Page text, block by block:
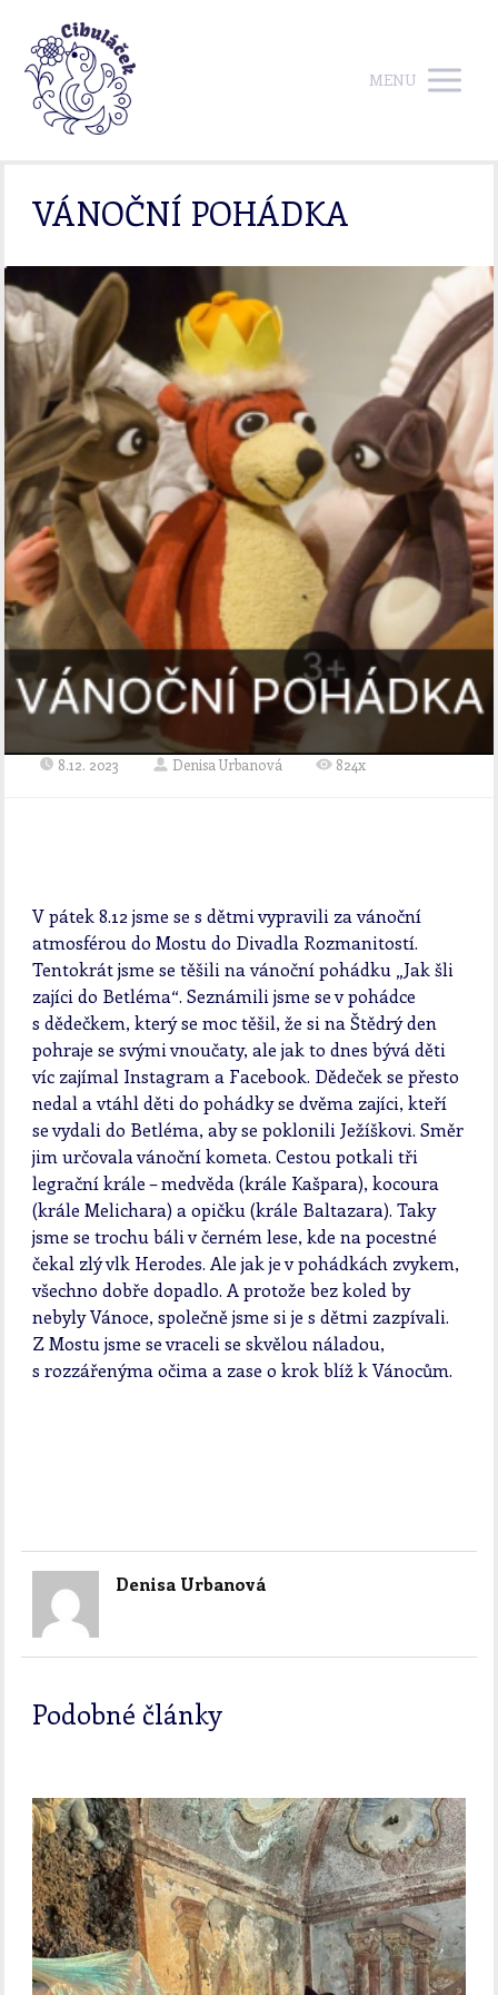
MENU
VÁNOČNÍ POHÁDKA
8.12. 2023 Denisa Urbanová 824x
V pátek 8.12 jsme se s dětmi vypravili za vánoční
atmosférou do Mostu do Divadla Rozmanitostí.
Tentokrát jsme se těšili na vánoční pohádku „Jak šli
zajíci do Betléma“. Seznámili jsme se v pohádce
s dědečkem, který se moc těšil, že si na Štědrý den
pohraje se svými vnoučaty, ale jak to dnes bývá děti
víc zajímal Instagram a Facebook. Dědeček se přesto
nedal a vtáhl děti do pohádky se dvěma zajíci, kteří
se vydali do Betléma, aby se poklonili Ježíškovi. Směr
jim určovala vánoční kometa. Cestou potkali tři
legrační krále – medvěda (krále Kašpara), kocoura
(krále Melichara) a opičku (krále Baltazara). Taky
jsme se trochu báli v černém lese, kde na pocestné
čekal zlý vlk Herodes. Ale jak je v pohádkách zvykem,
všechno dobře dopadlo. A protože bez koled by
nebyly Vánoce, společně jsme si je s dětmi zazpívali.
Z Mostu jsme se vraceli se skvělou náladou,
s rozzářenýma očima a zase o krok blíž k Vánocům.
Denisa Urbanová
Podobné články